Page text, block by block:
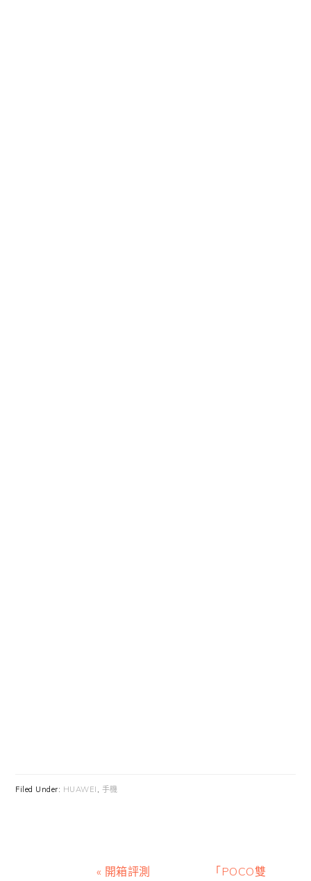
Filed Under: HUAWEI , 手機
Previous
« 開箱評測
Next
「POCO雙